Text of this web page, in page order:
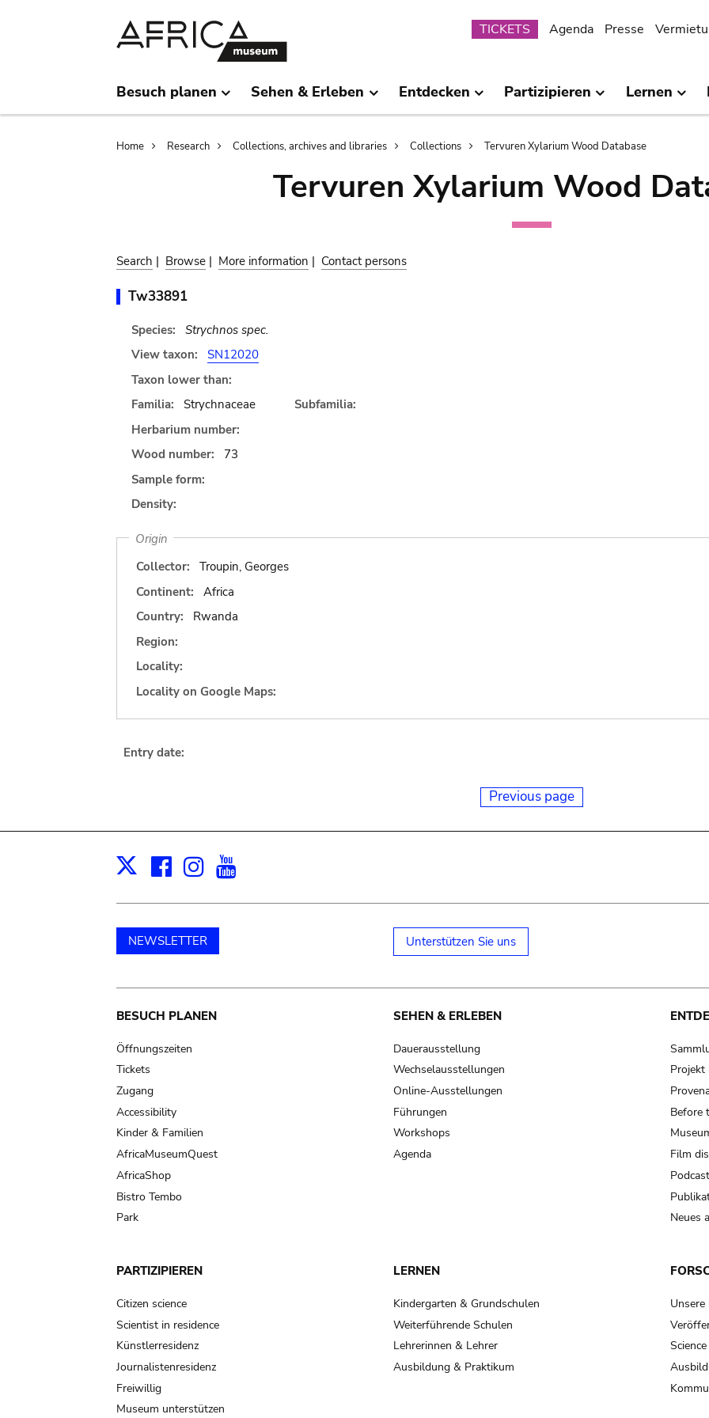
Submenu
TICKETS Agenda Presse
Besuch planen Sehen & Erleben Entdecken Partizipieren Lernen
Breadcrumb
Home Research Collections, archives and libraries Collections Tervuren Xylarium Wood Database
Tervuren Xylarium Wood
Search | Browse | More information | Contact persons
Tw33891
Species:
Strychnos spec.
View taxon:
SN12020
Taxon lower than:
Familia:
Strychnaceae
Subfamilia:
Herbarium number:
Wood number:
73
Sample form:
Density:
Origin
Collector:
Troupin, Georges
Continent:
Africa
Country:
Rwanda
Region:
Locality:
Locality on Google Maps:
Entry date:
Previous page
X Facebook
Instagram
NEWSLETTER Unterstützen Sie uns
Main
navigation
BESUCH PLANEN
Öffnungszeiten
Tickets
Zugang
Accessibility
Kinder & Familien
AfricaMuseumQuest
AfricaShop
Bistro Tembo
Park
SEHEN & ERLEBEN
Dauerausstellung
Wechselausstellungen
Online-Ausstellungen
Führungen
Workshops
Agenda
Projekt
Before
Film
Neues
PARTIZIPIEREN
Citizen science
Scientist in residence
Künstlerresidenz
Journalistenresidenz
Freiwillig
Museum unterstützen
LERNEN
Kindergarten & Grundschulen
Weiterführende Schulen
Lehrerinnen & Lehrer
Ausbildung & Praktikum